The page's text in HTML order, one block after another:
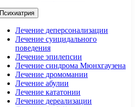
Психиатрия
Лечение деперсонализации
Лечение суицидального
поведения
Лечение эпилепсии
Лечение синдрома Мюнхгаузена
Лечение дромомании
Лечение абулии
Лечение кататонии
Лечение дереализации